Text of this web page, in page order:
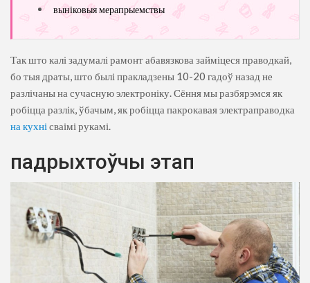
выніковыя мерапрыемствы
Так што калі задумалі рамонт абавязкова займіцеся праводкай,
бо тыя драты, што былі пракладзены 10-20 гадоў назад не
разлічаны на сучасную электроніку. Сёння мы разбярэмся як
робіцца разлік, ўбачым, як робіцца пакрокавая электраправодка
на кухні сваімі рукамі.
падрыхтоўчы этап